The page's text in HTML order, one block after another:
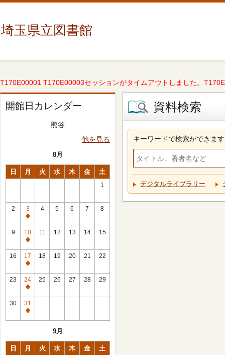
埼玉県立図書館
T170E00001 T170E00003セッションがタイムアウトしました。
開館日カレンダー
熊谷
他を見る
8月
日 月 火 水 木 金 土
1
2
3
休
館
日
4 5 6 7 8
9
10
休
館
日
11 12 13 14 15
16
17
休
館
日
18 19 20 21 22
23
24
休
館
日
25 26 27 28 29
30
31
休
9月
日 月 火 水 木 金 土
資料検索
キーワードで検索ができます
デジタルライブラリー